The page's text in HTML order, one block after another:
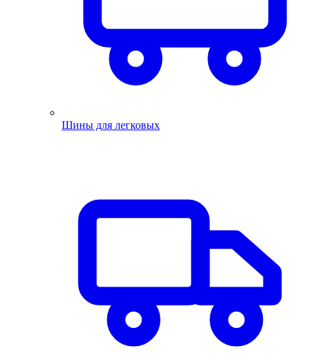
Шины для легковых